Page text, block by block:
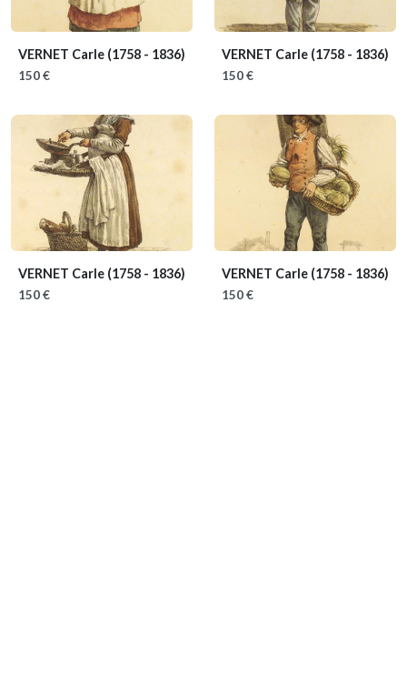
VERNET Carle (1758 - 1836)
150 €
VERNET Carle (1758 - 1836)
150 €
VERNET Carle (1758 - 1836)
150 €
VERNET Carle (1758 - 1836)
150 €